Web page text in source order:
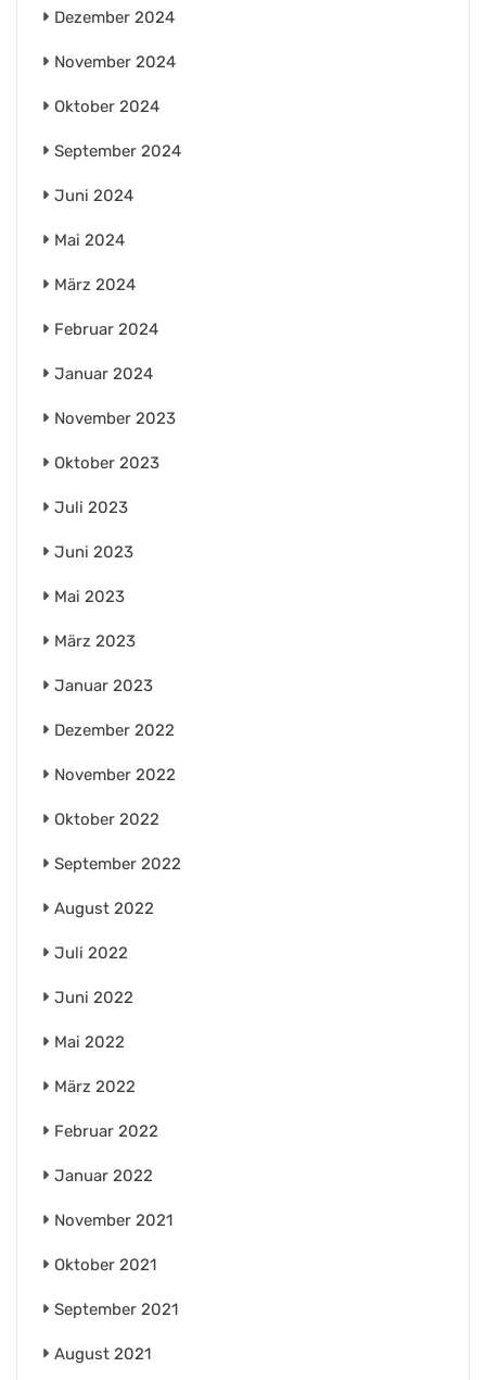
Dezember 2024
November 2024
Oktober 2024
September 2024
Juni 2024
Mai 2024
März 2024
Februar 2024
Januar 2024
November 2023
Oktober 2023
Juli 2023
Juni 2023
Mai 2023
März 2023
Januar 2023
Dezember 2022
November 2022
Oktober 2022
September 2022
August 2022
Juli 2022
Juni 2022
Mai 2022
März 2022
Februar 2022
Januar 2022
November 2021
Oktober 2021
September 2021
August 2021